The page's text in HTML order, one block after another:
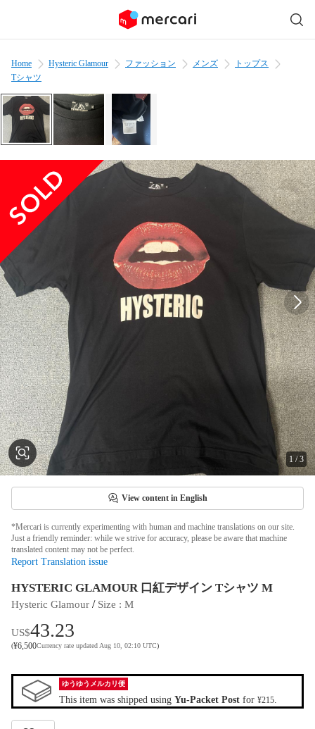
Home Hysteric Glamour ファッション メンズ
トップス
Tシャツ
1 /3
View content in English
*Mercari is currently experimenting with human and machine translations on our site.
Just a friendly reminder: while we strive for accuracy, please be aware that machine
translated content may not be perfect.
Report Translation issue
HYSTERIC GLAMOUR 口紅デザイン Tシャツ M
Hysteric Glamour / Size : M
US$43.23
(¥6,500Currency rate updated Aug 10, 02:10 UTC)
ゆうゆうメルカリ便
This item was shipped using Yu-Packet Post for ¥215